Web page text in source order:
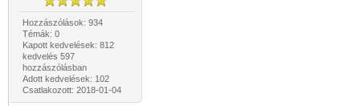
Hozzászólások: 934
Témák: 0
Kapott kedvelések: 812
kedvelés 597
hozzászólásban
Adott kedvelések: 102
Csatlakozott: 2018-01-04